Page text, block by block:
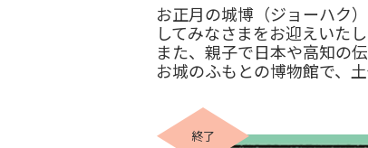
お正月の城博（ジョーハク
してみなさまをお迎えいたし
また、親子で日本や高知の
お城のふもとの博物館で、
終了